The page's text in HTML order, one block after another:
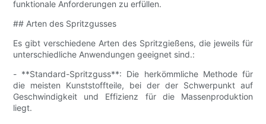
funktionale Anforderungen zu erfüllen.
## Arten des Spritzgusses
Es gibt verschiedene Arten des Spritzgießens, die jeweils für
unterschiedliche Anwendungen geeignet sind.:
- **Standard-Spritzguss**: Die herkömmliche Methode für
die meisten Kunststoffteile, bei der der Schwerpunkt auf
Geschwindigkeit und Effizienz für die Massenproduktion
liegt.